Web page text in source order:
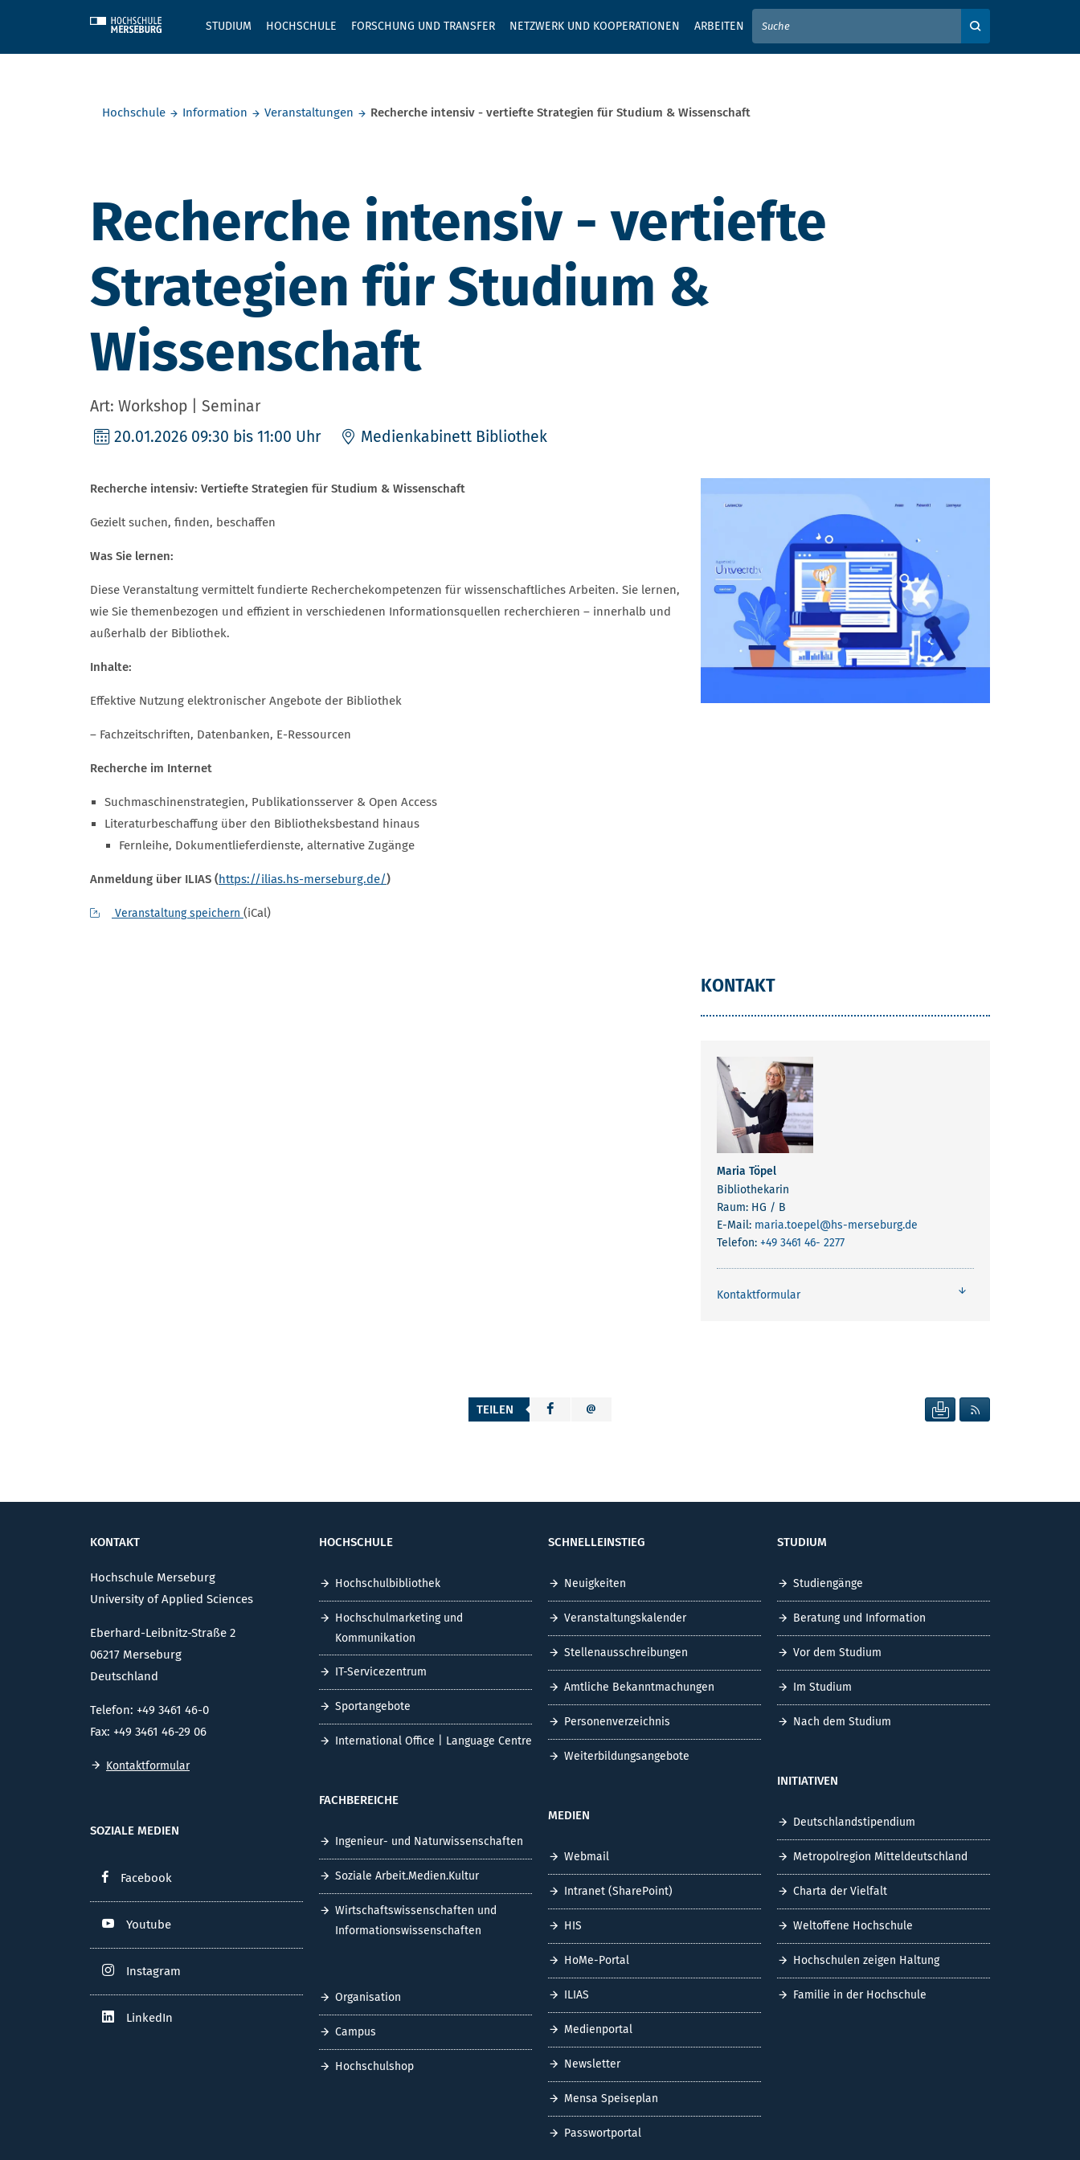
STUDIUM HOCHSCHULE FORSCHUNG UND TRANSFER NETZWERK UND KOOPERATIONEN ARBEITEN
GEBEN SIE HIER IHREN SUCHBEGRIFF EIN
Hochschule
Information Veranstaltungen Recherche intensiv - vertiefte Strategien für Studium & Wissenschaft
Recherche intensiv - vertiefte
Strategien für Studium &
Wissenschaft
Art: Workshop | Seminar
20.01.2026 09:30 bis 11:00 Uhr Medienkabinett Bibliothek
Recherche intensiv: Vertiefte Strategien für Studium & Wissenschaft
Gezielt suchen, finden, beschaffen
Was Sie lernen:
Diese Veranstaltung vermittelt fundierte Recherchekompetenzen für wissenschaftliches Arbeiten. Sie lernen,
wie Sie themenbezogen und effizient in verschiedenen Informationsquellen recherchieren – innerhalb und
außerhalb der Bibliothek.
Inhalte:
Effektive Nutzung elektronischer Angebote der Bibliothek
– Fachzeitschriften, Datenbanken, E-Ressourcen
Recherche im Internet
Suchmaschinenstrategien, Publikationsserver & Open Access
Literaturbeschaffung über den Bibliotheksbestand hinaus
Fernleihe, Dokumentlieferdienste, alternative Zugänge
Anmeldung über ILIAS (https://ilias.hs-merseburg.de/)
Veranstaltung speichern (iCal)
KONTAKT
Maria Töpel
Bibliothekarin
Raum: HG / B
E-Mail: maria.toepel@hs-merseburg.de
Telefon: +49 3461 46- 2277
Kontaktformular
TEILEN SEITE DRUCKEN
KONTAKT
Hochschule Merseburg
University of Applied Sciences
Eberhard-Leibnitz-Straße 2
06217 Merseburg
Deutschland
Telefon: +49 3461 46-0
Fax: +49 3461 46-29 06
Kontaktformular
SOZIALE MEDIEN
Facebook
Youtube
Instagram
LinkedIn
HOCHSCHULE
Hochschulbibliothek
Hochschulmarketing und
Kommunikation
IT-Servicezentrum
Sportangebote
International Office | Language Centre
FACHBEREICHE
Ingenieur- und Naturwissenschaften
Soziale Arbeit.Medien.Kultur
Wirtschaftswissenschaften und
Informationswissenschaften
Organisation
Campus
Hochschulshop
SCHNELLEINSTIEG
Neuigkeiten
Veranstaltungskalender
Stellenausschreibungen
Amtliche Bekanntmachungen
Personenverzeichnis
Weiterbildungsangebote
MEDIEN
Webmail
Intranet (SharePoint)
HIS
HoMe-Portal
ILIAS
Medienportal
Newsletter
Mensa Speiseplan
Passwortportal
STUDIUM
Studiengänge
Beratung und Information
Vor dem Studium
Im Studium
Nach dem Studium
INITIATIVEN
Deutschlandstipendium
Metropolregion Mitteldeutschland
Charta der Vielfalt
Weltoffene Hochschule
Hochschulen zeigen Haltung
Familie in der Hochschule